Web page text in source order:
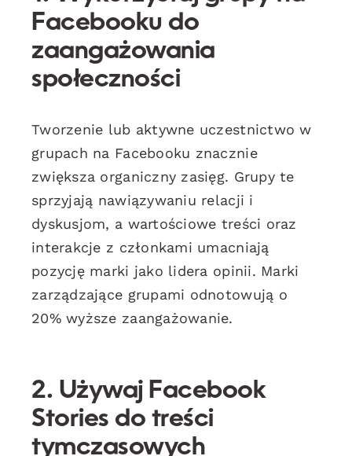
Facebooku do
zaangażowania
społeczności
Tworzenie lub aktywne uczestnictwo w
grupach na Facebooku znacznie
zwiększa organiczny zasięg. Grupy te
sprzyjają nawiązywaniu relacji i
dyskusjom, a wartościowe treści oraz
interakcje z członkami umacniają
pozycję marki jako lidera opinii. Marki
zarządzające grupami odnotowują o
20% wyższe zaangażowanie.
2. Używaj Facebook
Stories do treści
tymczasowych